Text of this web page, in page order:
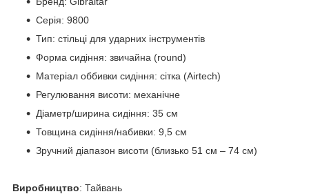
Серія: 9800
Тип: стільці для ударних інструментів
Форма сидіння: звичайна (round)
Матеріал оббивки сидіння: сітка (Airtech)
Регулювання висоти: механічне
Діаметр/ширина сидіння: 35 см
Товщина сидіння/набивки: 9,5 см
Зручний діапазон висоти (близько 51 см – 74 см)
Виробництво: Тайвань